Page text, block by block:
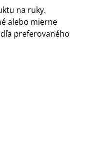
na ruky.
alebo mierne
preferovaného